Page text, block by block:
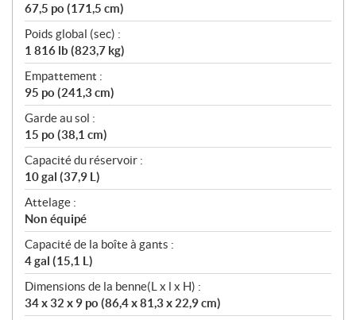
67,5 po (171,5 cm)
Poids global (sec) :
1 816 lb (823,7 kg)
Empattement :
95 po (241,3 cm)
Garde au sol :
15 po (38,1 cm)
Capacité du réservoir :
10 gal (37,9 L)
Attelage :
Non équipé
Capacité de la boîte à gants :
4 gal (15,1 L)
Dimensions de la benne(L x l x H) :
34 x 32 x 9 po (86,4 x 81,3 x 22,9 cm)